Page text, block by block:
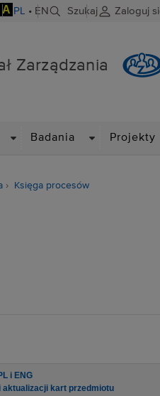
A PL • EN Szukaj Zaloguj
Zarządzania
Badania Projekty
Księga procesów
i ENG
aktualizacji kart przedmiotu